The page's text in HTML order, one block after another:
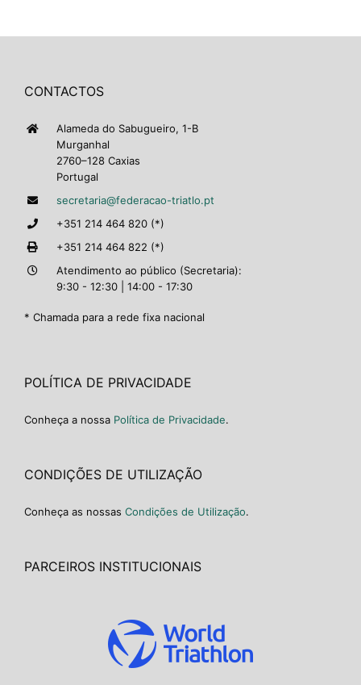
CONTACTOS
Alameda do Sabugueiro, 1-B
Murganhal
2760–128 Caxias
Portugal
secretaria@federacao-triatlo.pt
+351 214 464 820 (*)
+351 214 464 822 (*)
Atendimento ao público (Secretaria):
9:30 - 12:30 | 14:00 - 17:30
* Chamada para a rede fixa nacional
POLÍTICA DE PRIVACIDADE
Conheça a nossa Política de Privacidade.
CONDIÇÕES DE UTILIZAÇÃO
Conheça as nossas Condições de Utilização.
PARCEIROS INSTITUCIONAIS